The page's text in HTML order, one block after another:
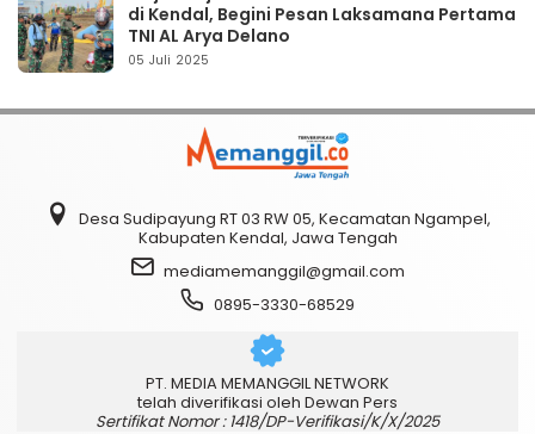
di Kendal, Begini Pesan Laksamana Pertama
TNI AL Arya Delano
05 Juli 2025
Desa Sudipayung RT 03 RW 05, Kecamatan Ngampel,
Kabupaten Kendal, Jawa Tengah
mediamemanggil@gmail.com
0895-3330-68529
PT. MEDIA MEMANGGIL NETWORK
telah diverifikasi oleh Dewan Pers
Sertifikat Nomor : 1418/DP-Verifikasi/K/X/2025